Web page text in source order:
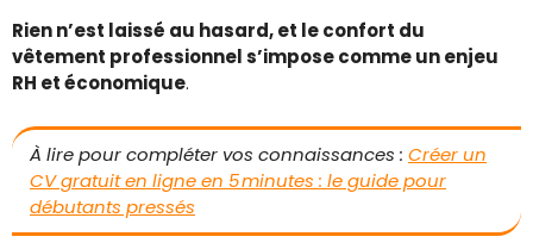
Rien n’est laissé au hasard, et le confort du
vêtement professionnel s’impose comme un enjeu
RH et économique.
À lire pour compléter vos connaissances : Créer un
CV gratuit en ligne en 5 minutes : le guide pour
débutants pressés